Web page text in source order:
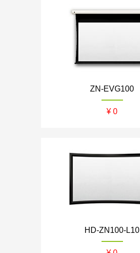
ZN-EVG100
¥ 0
HD-ZN100-L10